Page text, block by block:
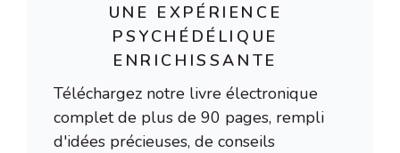
UNE EXPÉRIENCE
PSYCHÉDÉLIQUE
ENRICHISSANTE
Téléchargez notre livre électronique
complet de plus de 90 pages, rempli
d'idées précieuses, de conseils